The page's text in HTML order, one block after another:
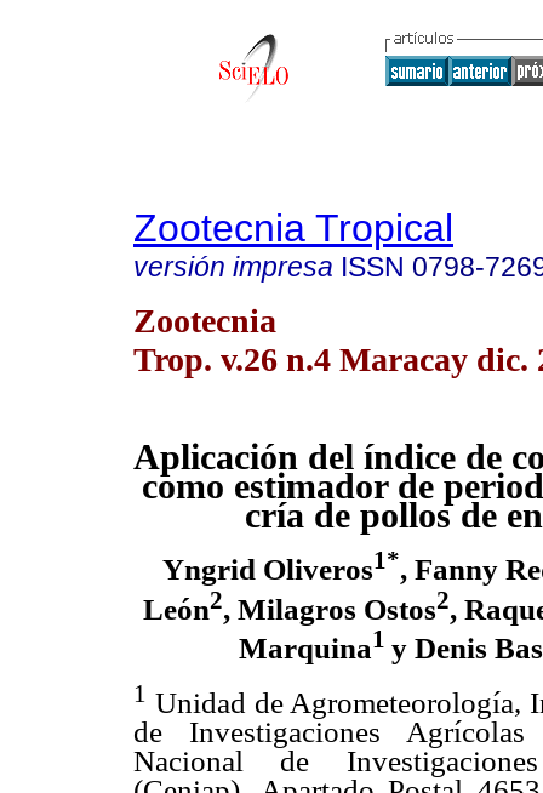
Zootecnia Tropical
versión impresa ISSN 0798-
Zootecnia
Trop. v.26 n.4 Maracay dic.
Aplicación del índice de
como estimador de
cría de pollos de
Yngrid Oliveros1*, Fanny
León2, Milagros Ostos2,
Marquina1 y Denis
1 Unidad de Agrometeorología,
de Investigaciones
Nacional de